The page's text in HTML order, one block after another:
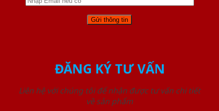
ĐĂNG KÝ TƯ VẤN
Liên hệ với chúng tôi để nhận được tư vấn chi tiết
về sản phẩm